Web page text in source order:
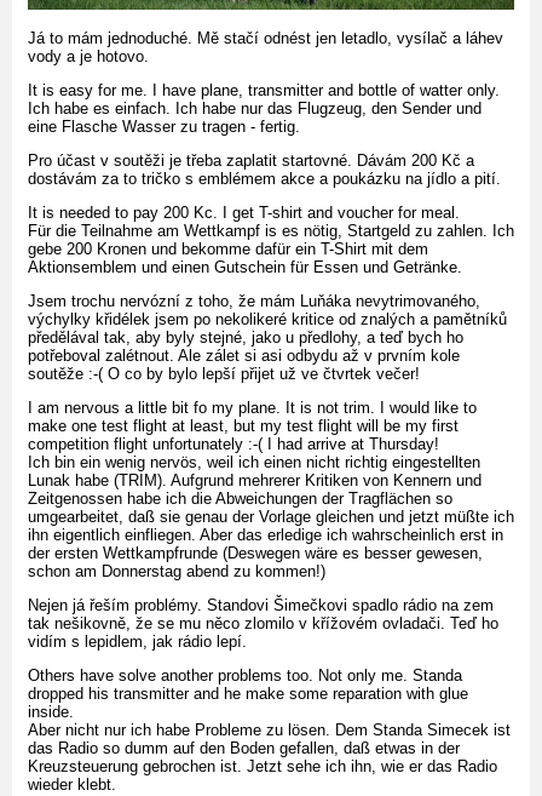
Já to mám jednoduché. Mě stačí odnést jen letadlo, vysílač a láhev
vody a je hotovo.
It is easy for me. I have plane, transmitter and bottle of watter only.
Ich habe es einfach. Ich habe nur das Flugzeug, den Sender und
eine Flasche Wasser zu tragen - fertig.
Pro účast v soutěži je třeba zaplatit startovné. Dávám 200 Kč a
dostávám za to tričko s emblémem akce a poukázku na jídlo a pití.
It is needed to pay 200 Kc. I get T-shirt and voucher for meal.
Für die Teilnahme am Wettkampf is es nötig, Startgeld zu zahlen. Ich
gebe 200 Kronen und bekomme dafür ein T-Shirt mit dem
Aktionsemblem und einen Gutschein für Essen und Getränke.
Jsem trochu nervózní z toho, že mám Luňáka nevytrimovaného,
výchylky křidélek jsem po nekolikeré kritice od znalých a pamětníků
předělával tak, aby byly stejné, jako u předlohy, a teď bych ho
potřeboval zalétnout. Ale zálet si asi odbydu až v prvním kole
soutěže :-( O co by bylo lepší přijet už ve čtvrtek večer!
I am nervous a little bit fo my plane. It is not trim. I would like to
make one test flight at least, but my test flight will be my first
competition flight unfortunately :-( I had arrive at Thursday!
Ich bin ein wenig nervös, weil ich einen nicht richtig eingestellten
Lunak habe (TRIM). Aufgrund mehrerer Kritiken von Kennern und
Zeitgenossen habe ich die Abweichungen der Tragflächen so
umgearbeitet, daß sie genau der Vorlage gleichen und jetzt müßte ich
ihn eigentlich einfliegen. Aber das erledige ich wahrscheinlich erst in
der ersten Wettkampfrunde (Deswegen wäre es besser gewesen,
schon am Donnerstag abend zu kommen!)
Nejen já řeším problémy. Standovi Šimečkovi spadlo rádio na zem
tak nešikovně, že se mu něco zlomilo v křížovém ovladači. Teď ho
vidím s lepidlem, jak rádio lepí.
Others have solve another problems too. Not only me. Standa
dropped his transmitter and he make some reparation with glue
inside.
Aber nicht nur ich habe Probleme zu lösen. Dem Standa Simecek ist
das Radio so dumm auf den Boden gefallen, daß etwas in der
Kreuzsteuerung gebrochen ist. Jetzt sehe ich ihn, wie er das Radio
wieder klebt.